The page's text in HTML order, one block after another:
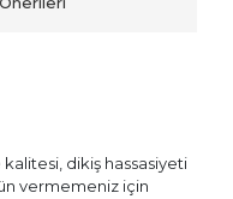
dikiş hassasiyeti
vermemeniz için